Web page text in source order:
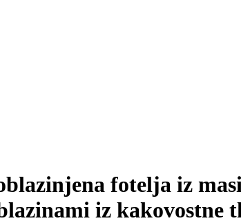
fotelja iz
iz kakovostne